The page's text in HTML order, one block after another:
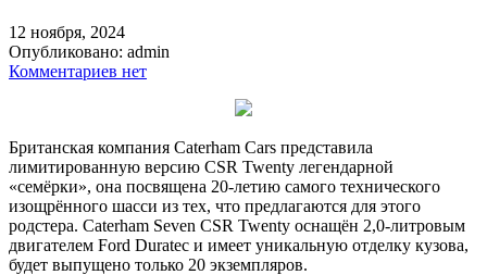
12 ноября, 2024
Опубликовано: admin
Комментариев нет
Британская компания Caterham Cars представила
лимитированную версию CSR Twenty легендарной
«семёрки», она посвящена 20-летию самого технического
изощрённого шасси из тех, что предлагаются для этого
родстера. Caterham Seven CSR Twenty оснащён 2,0-литровым
двигателем Ford Duratec и имеет уникальную отделку кузова,
будет выпущено только 20 экземпляров.